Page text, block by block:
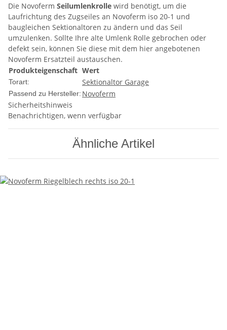
Die Novoferm Seilumlenkrolle wird benötigt, um die
Laufrichtung des Zugseiles an Novoferm iso 20-1 und
baugleichen Sektionaltoren zu ändern und das Seil
umzulenken. Sollte Ihre alte Umlenk Rolle gebrochen oder
defekt sein, können Sie diese mit dem hier angebotenen
Novoferm Ersatzteil austauschen.
Produkteigenschaft Wert
Torart: Sektionaltor Garage
Passend zu Hersteller: Novoferm
Sicherheitshinweis
Benachrichtigen, wenn verfügbar
Ähnliche Artikel